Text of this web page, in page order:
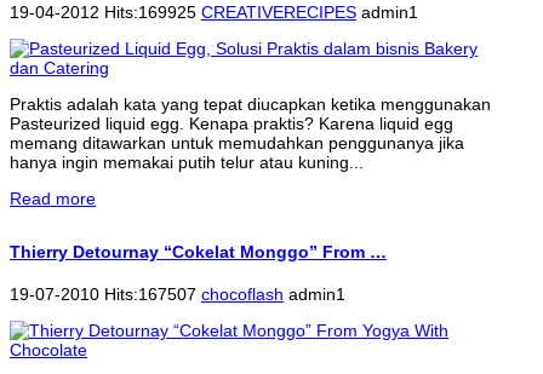
19-04-2012 Hits:169925 CREATIVERECIPES admin1
Praktis adalah kata yang tepat diucapkan ketika menggunakan
Pasteurized liquid egg. Kenapa praktis? Karena liquid egg
memang ditawarkan untuk memudahkan penggunanya jika
hanya ingin memakai putih telur atau kuning...
Read more
Thierry Detournay “Cokelat Monggo” From …
19-07-2010 Hits:167507 chocoflash admin1